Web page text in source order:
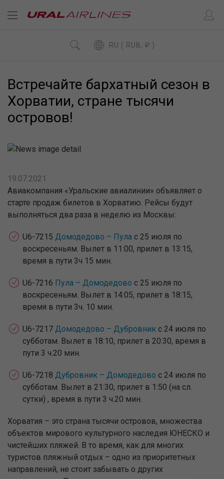
RU ( RUB, ₽ )
Встречайте бархатный сезон в
Хорватии, стране тысячи
островов!
19.07.2021
Авиакомпания «Уральские авиалинии» объявляет о
старте продаж билетов в Хорватию. Рейсы будут
выполняться два раза в неделю из Москвы:
U6-7215 Домодедово – Пула с 25 июля по
воскресеньям. Вылет в 11:00, прилет в 13:15,
время в пути 3ч 15 мин.
U6-7216 Пула – Домодедово с 25 июля по
воскресеньям. Вылет в 14:05, прилет в 18:15,
время в пути 3ч. 10 мин.
U6-7217 Домодедово – Дубровник с 24 июля по
субботам. Вылет в 18:10, прилет в 20:30, время в
пути 3 ч.20 мин.
U6-7218 Дубровник – Домодедово с 24 июля по
субботам. Вылет в 21:30, прилет в 1:50 (на сл.
сутки) , время в пути 3 ч.20 мин.
Хорватия – это страна тысячи островов, множества
объектов мирового культурного наследия ЮНЕСКО и
чистейших пляжей. В то время, как для многих
туристов пляжный отдых – одно из приоритетных
направлений, не стоит забывать о других